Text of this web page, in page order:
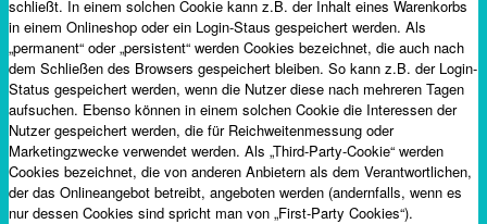
schließt. In einem solchen Cookie kann z.B. der Inhalt eines Warenkorbs
in einem Onlineshop oder ein Login-Staus gespeichert werden. Als
„permanent“ oder „persistent“ werden Cookies bezeichnet, die auch nach
dem Schließen des Browsers gespeichert bleiben. So kann z.B. der Login-
Status gespeichert werden, wenn die Nutzer diese nach mehreren Tagen
aufsuchen. Ebenso können in einem solchen Cookie die Interessen der
Nutzer gespeichert werden, die für Reichweitenmessung oder
Marketingzwecke verwendet werden. Als „Third-Party-Cookie“ werden
Cookies bezeichnet, die von anderen Anbietern als dem Verantwortlichen,
der das Onlineangebot betreibt, angeboten werden (andernfalls, wenn es
nur dessen Cookies sind spricht man von „First-Party Cookies“).